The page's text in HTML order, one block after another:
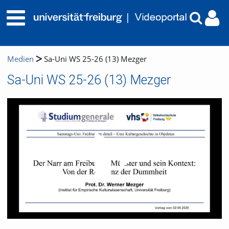
Medien Sa-Uni WS 25-26 (13) Mezger
Sa-Uni WS 25-26 (13) Mezger